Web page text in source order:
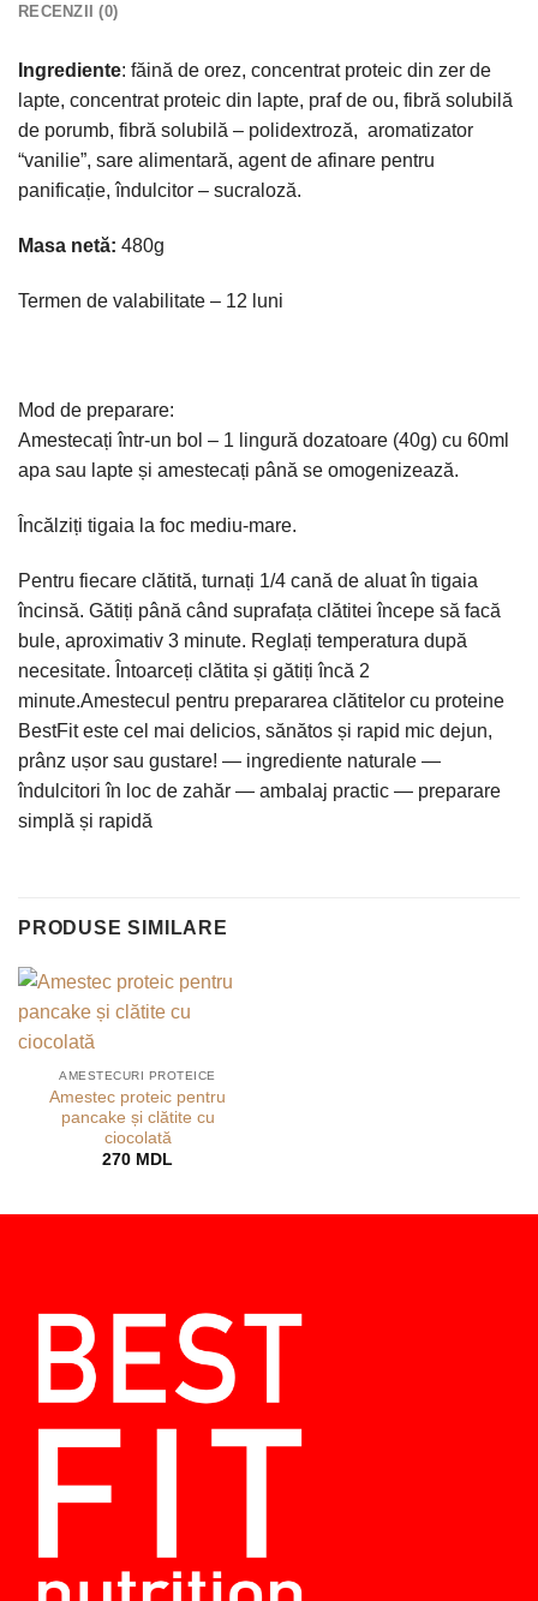
RECENZII (0)
Ingrediente: făină de orez, concentrat proteic din zer de
lapte, concentrat proteic din lapte, praf de ou, fibră solubilă
de porumb, fibră solubilă – polidextroză, aromatizator
“vanilie”, sare alimentară, agent de afinare pentru
panificație, îndulcitor – sucraloză.
Masa netă: 480g
Termen de valabilitate – 12 luni
Mod de preparare:
Amestecați într-un bol – 1 lingură dozatoare (40g) cu 60ml
apa sau lapte și amestecați până se omogenizează.
Încălziți tigaia la foc mediu-mare.
Pentru fiecare clătită, turnați 1/4 cană de aluat în tigaia
încinsă. Gătiți până când suprafața clătitei începe să facă
bule, aproximativ 3 minute. Reglați temperatura după
necesitate. Întoarceți clătita și gătiți încă 2
minute.Amestecul pentru prepararea clătitelor cu proteine
BestFit este cel mai delicios, sănătos și rapid mic dejun,
prânz ușor sau gustare! — ingrediente naturale —
îndulcitori în loc de zahăr — ambalaj practic — preparare
simplă și rapidă
PRODUSE SIMILARE
AMESTECURI PROTEICE
Amestec proteic pentru
pancake și clătite cu
ciocolată
270 MDL